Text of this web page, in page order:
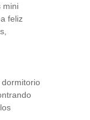
mini
feliz